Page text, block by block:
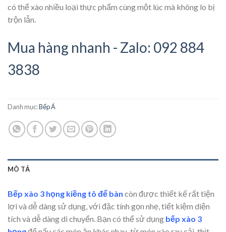
có thể xào nhiều loại thực phẩm cùng một lúc mà không lo bị
trộn lẫn.
Mua hàng nhanh - Zalo: 092 884
3838
Danh mục:Bếp Á
MÔ TẢ
Bếp xào 3 họng kiềng tô để bàn còn được thiết kế rất tiện
lợi và dễ dàng sử dụng, với đặc tính gọn nhẹ, tiết kiệm diện
tích và dễ dàng di chuyển. Bạn có thể sử dụng bếp xào 3